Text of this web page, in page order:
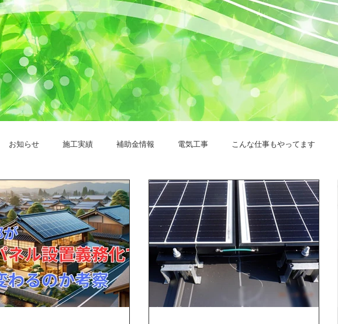
お知らせ 施工実績 補助金情報 電気工事 こんな仕事もやってます
システム 創蓄連携システム エコキュート 卒FIT お客様の声 カ
キ設置 ニチコンの蓄電池 ソーラーカーポート 工場に設置 プライバシー
ュート 創蓄連携システム メディアに紹介 こんな話あんな話 EIBS7